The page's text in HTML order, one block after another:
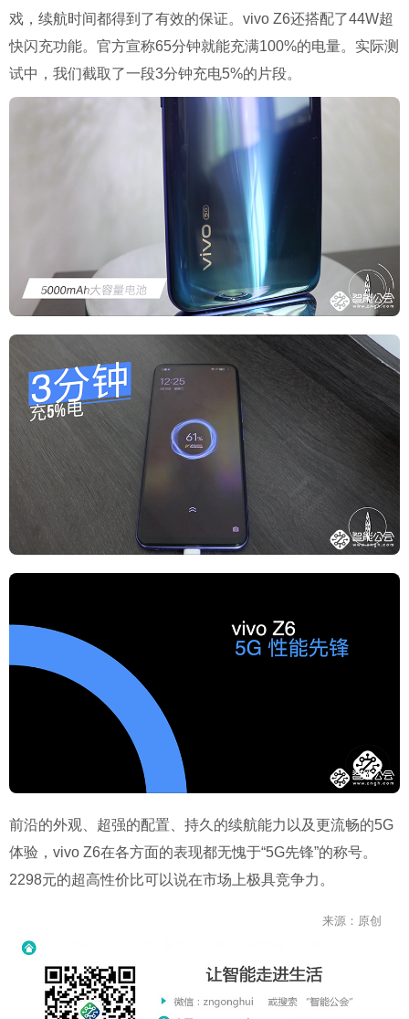
戏，续航时间都得到了有效的保证。vivo Z6还搭配了44W超
快闪充功能。官方宣称65分钟就能充满100%的电量。实际测
试中，我们截取了一段3分钟充电5%的片段。
前沿的外观、超强的配置、持久的续航能力以及更流畅的5G
体验，vivo Z6在各方面的表现都无愧于“5G先锋”的称号。
2298元的超高性价比可以说在市场上极具竞争力。
来源：原创